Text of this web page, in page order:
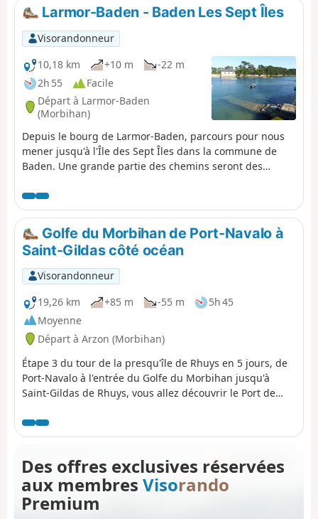
Larmor-Baden - Baden Les Sept Îles
Visorandonneur
10,18 km
+10 m
-22 m
2h 55
Facile
Départ à Larmor-Baden
(Morbihan)
Depuis le bourg de Larmor-Baden, parcours pour nous
mener jusqu'à l'Île des Sept Îles dans la commune de
Baden. Une grande partie des chemins seront des
golfe et les îles (Île aux Moines, Île de Berder, Île de
Gavrinis). Possibilité d'ajouter à ce parcours le tour de
l'Île de Berder.
Golfe du Morbihan de Port-Navalo à
Saint-Gildas côté océan
Visorandonneur
19,26 km
+85 m -55 m
5h 45
Moyenne
Départ à Arzon (Morbihan)
Étape 3 du tour de la presqu'île de Rhuys en 5 jours, de
Port-Navalo à l'entrée du Golfe du Morbihan jusqu'à
Saint-Gildas de Rhuys, vous allez découvrir le Port de
puis la richesse des sites mégalithiques. Une petite
escapade à l'intérieur des terres vous fera également
anciennement marais salants particulièrement riches
pour leur biodiversité.
Des offres exclusives réservées
aux membres Visorando
Premium